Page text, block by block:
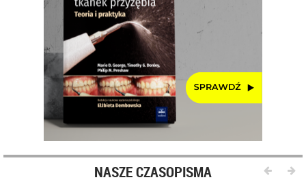
NASZE CZASOPISMA